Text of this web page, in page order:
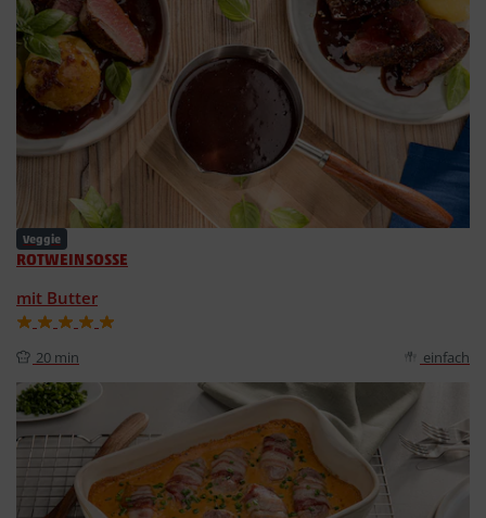
Veggie
ROTWEINSOSSE
mit Butter
20 min einfach